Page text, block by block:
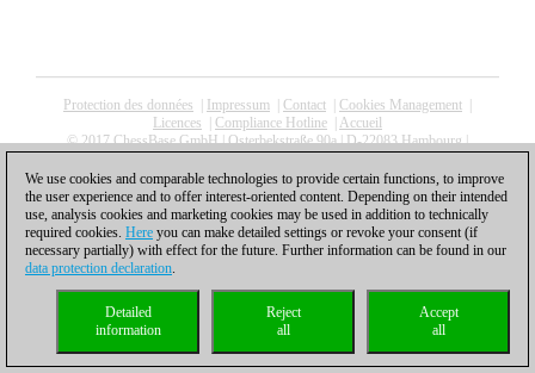
Protection des données Impressum Contact Cookies Management
Licences
Compliance Hotline
Accueil
© 2017 ChessBase GmbH | Osterbekstraße 90a | D-22083 Hambourg |
coldest news
We use cookies and comparable technologies to provide certain functions, to improve
the user experience and to offer interest-oriented content. Depending on their intended
use, analysis cookies and marketing cookies may be used in addition to technically
required cookies. Here you can make detailed settings or revoke your consent (if
necessary partially) with effect for the future. Further information can be found in our
data protection declaration.
Accept
all
Reject
all
Detailed
information